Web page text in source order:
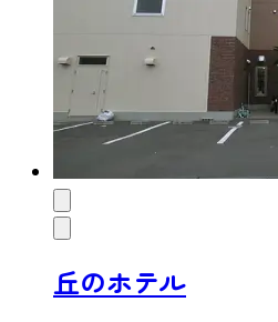
丘のホテル